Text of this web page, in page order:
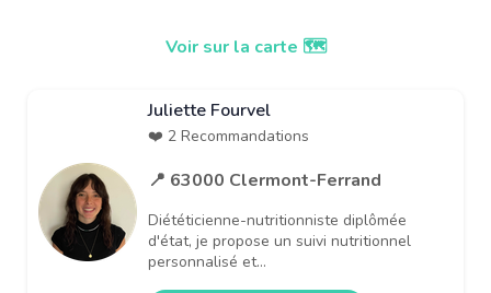
Voir sur la carte 🗺️
Juliette Fourvel
❤️ 2 Recommandations
📍 63000 Clermont-Ferrand
Diététicienne-nutritionniste diplômée
d'état, je propose un suivi nutritionnel
personnalisé et...